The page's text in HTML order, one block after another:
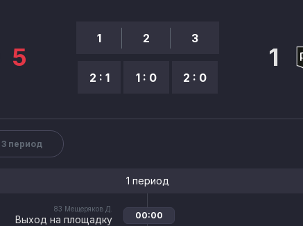
5
1
2 : 1
2
1 : 0
3
2 : 0
1
3 период
1 период
83 Мещеряков Д.
Выход на площадку 00:00